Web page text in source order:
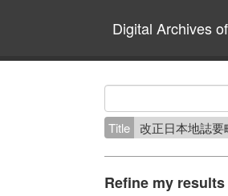
Digital Archives
Title 改正日本地誌
Refine my results